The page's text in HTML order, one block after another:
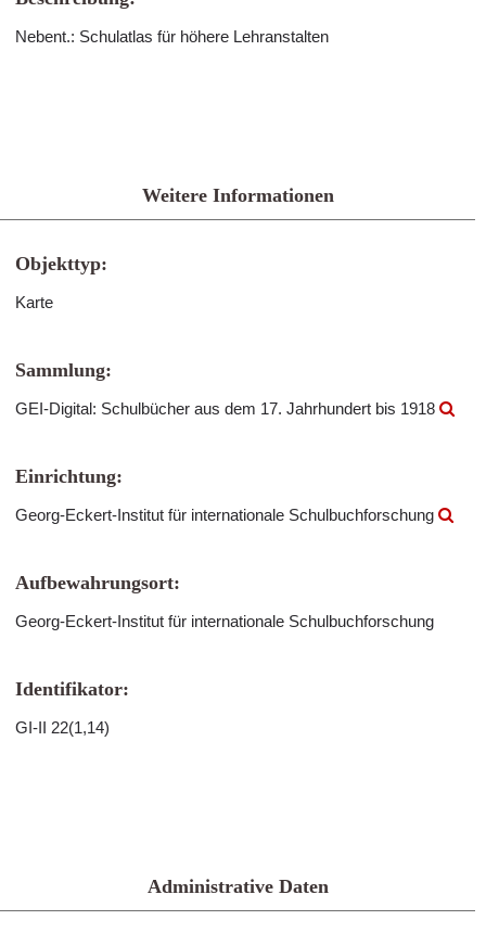
Nebent.: Schulatlas für höhere Lehranstalten
Weitere Informationen
Objekttyp:
Karte
Sammlung:
GEI-Digital: Schulbücher aus dem 17. Jahrhundert bis 1918
Einrichtung:
Georg-Eckert-Institut für internationale Schulbuchforschung
Aufbewahrungsort:
Georg-Eckert-Institut für internationale Schulbuchforschung
Identifikator:
GI-II 22(1,14)
Administrative Daten